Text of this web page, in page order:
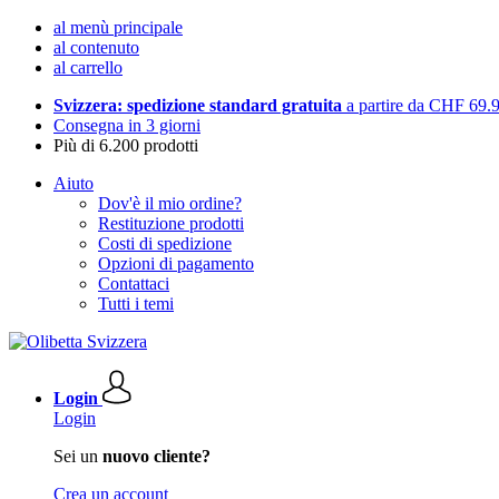
al menù principale
al contenuto
al carrello
Svizzera: spedizione standard gratuita a partire da CHF
Consegna in 3 giorni
Più di 6.200 prodotti
Aiuto
Dov'è il mio ordine?
Restituzione prodotti
Costi di spedizione
Opzioni di pagamento
Contattaci
Tutti i temi
Login
Login
Sei un nuovo cliente?
Crea un account